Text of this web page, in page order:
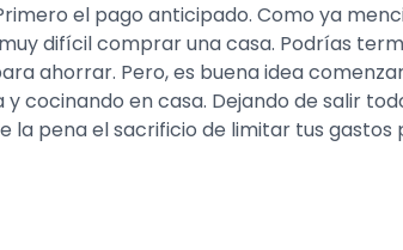
el pago anticipado. Como ya
difícil comprar una casa. Podrías
ahorrar. Pero, es buena idea
en casa. Dejando de salir
la pena el sacrificio de limitar tus gastos